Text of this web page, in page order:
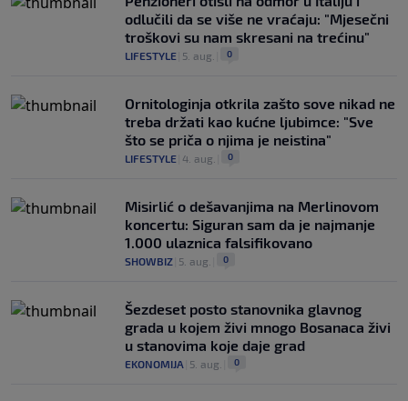
odlučili da se više ne vraćaju: "Mjesečni
troškovi su nam skresani na trećinu"
LIFESTYLE 5. aug. 0
Ornitologinja otkrila zašto sove nikad ne
treba držati kao kućne ljubimce: "Sve
što se priča o njima je neistina"
LIFESTYLE 4. aug. 0
Misirlić o dešavanjima na Merlinovom
koncertu: Siguran sam da je najmanje
1.000 ulaznica falsifikovano
SHOWBIZ 5. aug. 0
Šezdeset posto stanovnika glavnog
grada u kojem živi mnogo Bosanaca živi
u stanovima koje daje grad
EKONOMIJA 5. aug. 0